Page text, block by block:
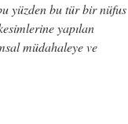
yüzden bu tür bir nüfus
yapılan
müdahaleye ve